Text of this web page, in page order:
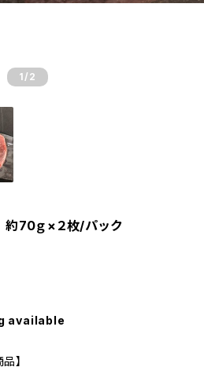
1 /2
70ｇ×２枚/パック
available
】